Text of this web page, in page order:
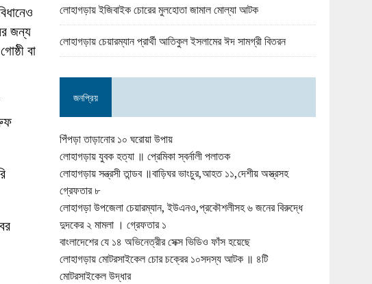
জন্য
বা
লোহাগড়ায় ইজিবাইক চোরের মুলহোতা জামাল মোল্যা আটক
লোহাগড়ায় চেয়ারম্যান প্রার্থী আতিকুল ইসলামের ঈদ সামগ্রী বিতরন
জনপ্রিয়
পিঁপড়া তাড়ানোর ১০ ঘরোয়া উপায়
লোহাগড়ায় যুবক হত্যা ॥ প্রেমিকা স্বর্নালী পলাতক
লোহাগড়ায় সন্ত্রসী তান্ডব ॥বাড়িঘর ভাংচুর,আহত ১১,দেশীয় অস্ত্রসহ
গ্রেফতার ৮
লোহাগড়া উপজেলা চেয়ারম্যান, ইউএনও,প্রকৌশলীসহ ৬ জনের বিরুদ্ধে
দুদকের ২ মামলা । গ্রেফতার ১
বাংলাদেশের যে ১৪ অভিনেত্রীর সেক্স ভিডিও ফাঁস হয়েছে
লোহাগড়ায় মোটরসাইকেল চোর চক্রের ১০সদস্য আটক ॥ ৪টি
মোটরসাইকেল উদ্ধার